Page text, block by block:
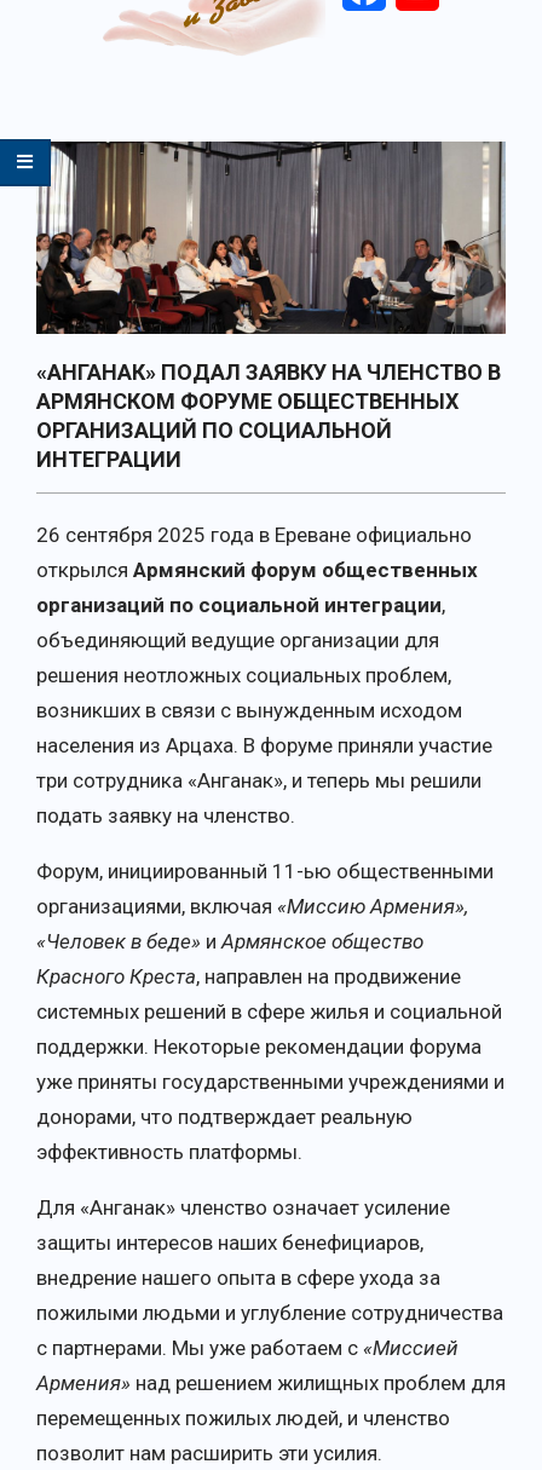
Navigation
Menu
«АНГАНАК» ПОДАЛ ЗАЯВКУ НА ЧЛЕНСТВО В
АРМЯНСКОМ ФОРУМЕ ОБЩЕСТВЕННЫХ
ОРГАНИЗАЦИЙ ПО СОЦИАЛЬНОЙ
ИНТЕГРАЦИИ
26 сентября 2025 года в Ереване официально
открылся Армянский форум общественных
организаций по социальной интеграции,
объединяющий ведущие организации для
решения неотложных социальных проблем,
возникших в связи с вынужденным исходом
населения из Арцаха. В форуме приняли участие
три сотрудника «Анганак», и теперь мы решили
подать заявку на членство.
Форум, инициированный 11-ью общественными
организациями, включая «Миссию Армения»,
«Человек в беде» иАрмянское общество
Красного Креста, направлен на продвижение
системных решений в сфере жилья и социальной
поддержки. Некоторые рекомендации форума
уже приняты государственными учреждениями и
донорами, что подтверждает реальную
эффективность платформы.
Для «Анганак» членство означает усиление
защиты интересов наших бенефициаров,
внедрение нашего опыта в сфере ухода за
пожилыми людьми и углубление сотрудничества
с партнерами. Мы уже работаем с «Миссией
Армения» над решением жилищных проблем для
перемещенных пожилых людей, и членство
позволит нам расширить эти усилия.